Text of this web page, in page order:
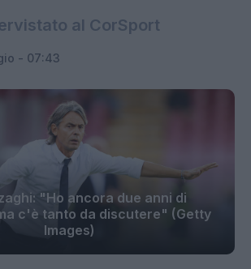
al CorSport
- 07:43
"Ho ancora due anni di
c'è tanto da discutere" (Getty
Images)